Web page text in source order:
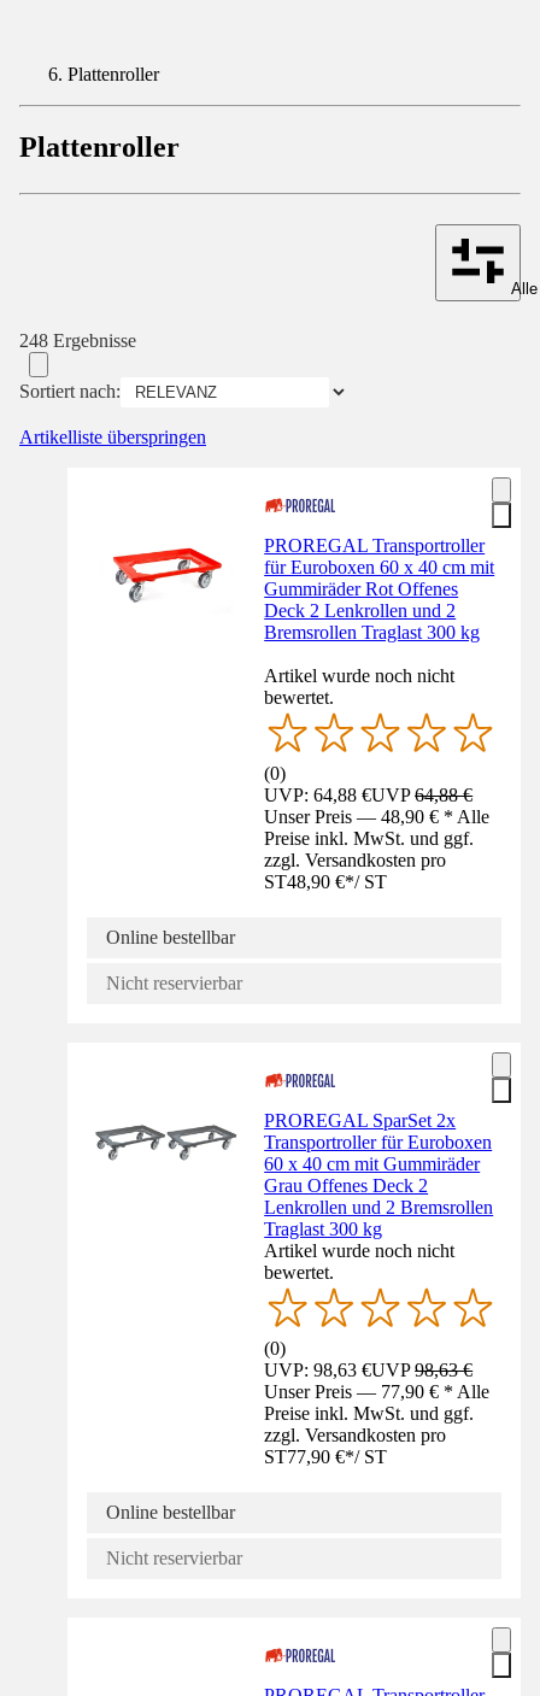
Plattenroller
Plattenroller
248 Ergebnisse
Sortiert nach:
Artikelliste überspringen
PROREGAL Transportroller
für Euroboxen 60 x 40 cm mit
Gummiräder Rot Offenes
Deck 2 Lenkrollen und 2
Bremsrollen Traglast 300 kg
Artikel wurde noch nicht
bewertet.
(0)
UVP: 64,88 €UVP64,88 €
Unser Preis — 48,90 € * Alle
Preise inkl. MwSt. und ggf.
zzgl. Versandkosten pro
ST48,90 €*/ ST
Online bestellbar
Nicht reservierbar
PROREGAL SparSet 2x
Transportroller für Euroboxen
60 x 40 cm mit Gummiräder
Grau Offenes Deck 2
Lenkrollen und 2 Bremsrollen
Traglast 300 kg
Artikel wurde noch nicht
bewertet.
(0)
UVP: 98,63 €UVP98,63 €
Unser Preis — 77,90 € * Alle
Preise inkl. MwSt. und ggf.
zzgl. Versandkosten pro
ST77,90 €*/ ST
Online bestellbar
Nicht reservierbar